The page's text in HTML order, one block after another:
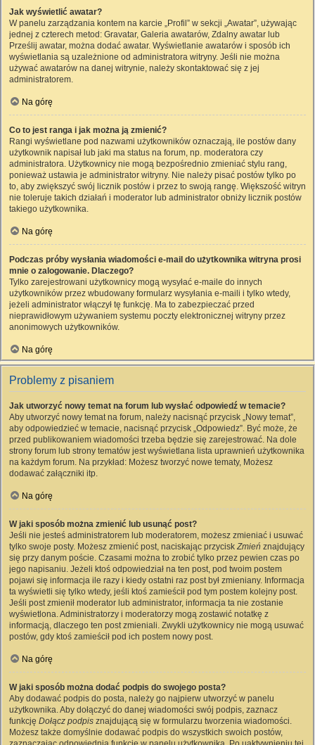
Jak wyświetlić awatar?
W panelu zarządzania kontem na karcie „Profil” w sekcji „Awatar”, używając
jednej z czterech metod: Gravatar, Galeria awatarów, Zdalny awatar lub
Prześlij awatar, można dodać awatar. Wyświetlanie awatarów i sposób ich
wyświetlania są uzależnione od administratora witryny. Jeśli nie można
używać awatarów na danej witrynie, należy skontaktować się z jej
administratorem.
Na górę
Co to jest ranga i jak można ją zmienić?
Rangi wyświetlane pod nazwami użytkowników oznaczają, ile postów dany
użytkownik napisał lub jaki ma status na forum, np. moderatora czy
administratora. Użytkownicy nie mogą bezpośrednio zmieniać stylu rang,
ponieważ ustawia je administrator witryny. Nie należy pisać postów tylko po
to, aby zwiększyć swój licznik postów i przez to swoją rangę. Większość witryn
nie toleruje takich działań i moderator lub administrator obniży licznik postów
takiego użytkownika.
Na górę
Podczas próby wysłania wiadomości e-mail do użytkownika witryna prosi
mnie o zalogowanie. Dlaczego?
Tylko zarejestrowani użytkownicy mogą wysyłać e-maile do innych
użytkowników przez wbudowany formularz wysyłania e-maili i tylko wtedy,
jeżeli administrator włączył tę funkcję. Ma to zabezpieczać przed
nieprawidłowym używaniem systemu poczty elektronicznej witryny przez
anonimowych użytkowników.
Na górę
Problemy z pisaniem
Jak utworzyć nowy temat na forum lub wysłać odpowiedź w temacie?
Aby utworzyć nowy temat na forum, należy nacisnąć przycisk „Nowy temat”,
aby odpowiedzieć w temacie, nacisnąć przycisk „Odpowiedz”. Być może, że
przed publikowaniem wiadomości trzeba będzie się zarejestrować. Na dole
strony forum lub strony tematów jest wyświetlana lista uprawnień użytkownika
na każdym forum. Na przykład: Możesz tworzyć nowe tematy, Możesz
dodawać załączniki itp.
Na górę
W jaki sposób można zmienić lub usunąć post?
Jeśli nie jesteś administratorem lub moderatorem, możesz zmieniać i usuwać
tylko swoje posty. Możesz zmienić post, naciskając przyciskZmień znajdujący
się przy danym poście. Czasami można to zrobić tylko przez pewien czas po
jego napisaniu. Jeżeli ktoś odpowiedział na ten post, pod twoim postem
pojawi się informacja ile razy i kiedy ostatni raz post był zmieniany. Informacja
ta wyświetli się tylko wtedy, jeśli ktoś zamieścił pod tym postem kolejny post.
Jeśli post zmienił moderator lub administrator, informacja ta nie zostanie
wyświetlona. Administratorzy i moderatorzy mogą zostawić notatkę z
informacją, dlaczego ten post zmieniali. Zwykli użytkownicy nie mogą usuwać
postów, gdy ktoś zamieścił pod ich postem nowy post.
Na górę
W jaki sposób można dodać podpis do swojego posta?
Aby dodawać podpis do posta, należy go najpierw utworzyć w panelu
użytkownika. Aby dołączyć do danej wiadomości swój podpis, zaznacz
funkcję Dołącz podpis znajdującą się w formularzu tworzenia wiadomości.
Możesz także domyślnie dodawać podpis do wszystkich swoich postów,